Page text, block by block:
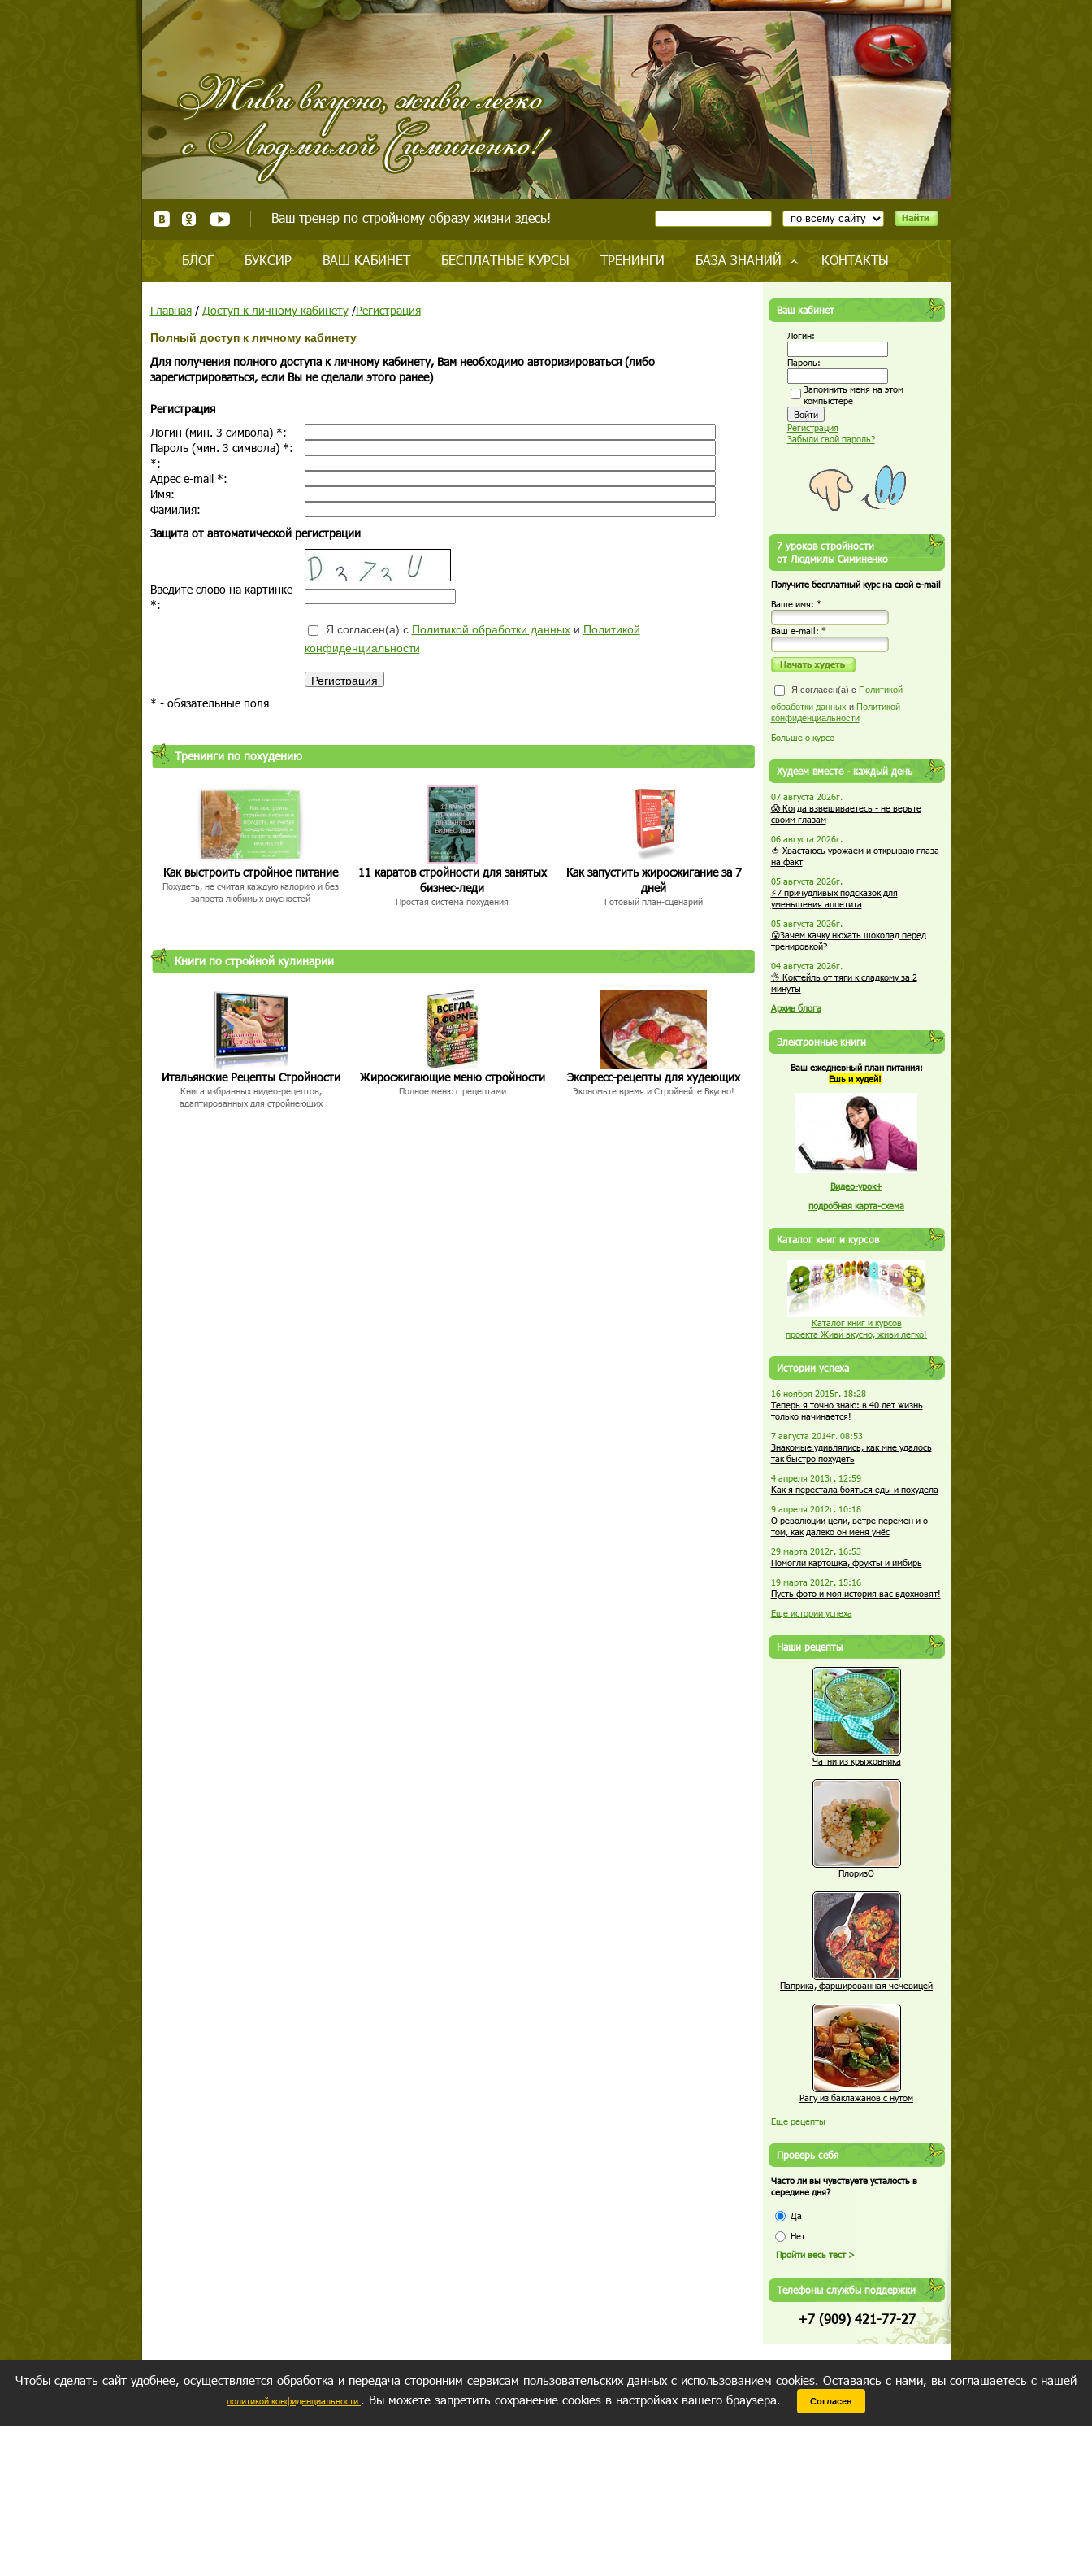
Ваш тренер по стройному образу жизни здесь!
БЛОГ БУКСИР ВАШ КАБИНЕТ БЕСПЛАТНЫЕ КУРСЫ ТРЕНИНГИ БАЗА ЗНАНИЙ КОНТАКТЫ
Главная/ Доступ к личному кабинету/Регистрация
Полный доступ к личному кабинету
Для получения полного доступа к личному кабинету, Вам необходимо авторизироваться (либо
зарегистрироваться, если Вы не сделали этого ранее)
Регистрация
Логин (мин. 3 символа) *:
Пароль (мин. 3 символа) *:
*:
Адрес e-mail *:
Имя:
Фамилия:
Защита от автоматической регистрации
Введите слово на картинке
*:
Я согласен(а) с Политикой обработки данныхи Политикой
конфиденциальности
* - обязательные поля
Тренинги по похудению
Как выстроить стройное питание
Похудеть, не считая каждую калорию и без
запрета любимых вкусностей
11 каратов стройности для занятых
бизнес-леди
Простая система похудения
Как запустить жиросжигание за 7
дней
Готовый план-сценарий
Книги по стройной кулинарии
Итальянские Рецепты Стройности
Книга избранных видео-рецептов,
адаптированных для стройнеющих
Жиросжигающие меню стройности
Полное меню с рецептами
Экспресс-рецепты для худеющих
Экономьте время и Стройнейте Вкусно!
Ваш кабинет
Логин:
Пароль:
Запомнить меня на этом
компьютере
Регистрация
Забыли свой пароль?
7 уроков стройности
от Людмилы Симиненко
Получите бесплатный курс на свой e-mail
Ваше имя: *
Ваш е-mail: *
Я согласен(а) с Политикой
обработки данных и Политикой
конфиденциальности
Больше о курсе
Худеем вместе - каждый день
07 августа 2026г.
😱 Когда взвешиваетесь - не верьте
своим глазам
06 августа 2026г.
🍅 Хвастаюсь урожаем и открываю глаза
на факт
05 августа 2026г.
⚡7 причудливых подсказок для
уменьшения аппетита
05 августа 2026г.
😮Зачем качку нюхать шоколад перед
тренировкой?
04 августа 2026г.
👌 Коктейль от тяги к сладкому за 2
минуты
Архив блога
Электронные книги
Ваш ежедневный план питания:
Ешь и худей!
Видео-урок+
подробная карта-схема
Каталог книг и курсов
Каталог книг и курсов
проекта Живи вкусно, живи легко!
Истории успеха
16 ноября 2015г. 18:28
Теперь я точно знаю: в 40 лет жизнь
только начинается!
7 августа 2014г. 08:53
Знакомые удивлялись, как мне удалось
так быстро похудеть
4 апреля 2013г. 12:59
Как я перестала бояться еды и похудела
9 апреля 2012г. 10:18
О революции цели, ветре перемен и о
том, как далеко он меня унёс
29 марта 2012г. 16:53
Помогли картошка, фрукты и имбирь
19 марта 2012г. 15:16
Пусть фото и моя история вас вдохновят!
Еще истории успеха
Наши рецепты
Чатни из крыжовника
ПлоризО
Паприка, фаршированная чечевицей
Рагу из баклажанов с нутом
Еще рецепты
Проверь себя
Часто ли вы чувствуете усталость в
середине дня?
Да
Нет
Телефоны службы поддержки
+7 (909) 421-77-27
Чтобы сделать сайт удобнее, осуществляется обработка и передача сторонним сервисам пользовательских данных с использованием cookies. Оставаясь с нами, вы соглашаетесь с нашей
политикой конфиденциальности . Вы можете запретить сохранение cookies в настройках вашего браузера. Согласен